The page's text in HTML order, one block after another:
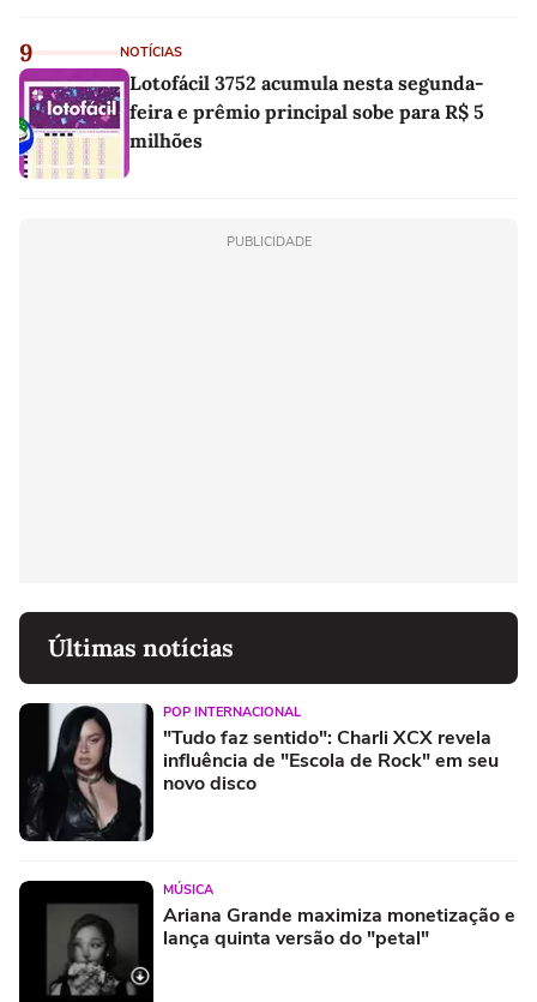
9 NOTÍCIAS
Lotofácil 3752 acumula nesta segunda-
feira e prêmio principal sobe para R$ 5
milhões
PUBLICIDADE
Últimas notícias
POP INTERNACIONAL
"Tudo faz sentido": Charli XCX revela
influência de "Escola de Rock" em seu
novo disco
MÚSICA
Ariana Grande maximiza monetização e
lança quinta versão do "petal"